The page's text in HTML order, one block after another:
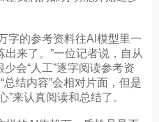
的参考资料往AI模型里一
来了。”一位记者说，自从
会“人工”逐字阅读参考资
总结内容”会相对片面，但是
”来认真阅读和总结了。